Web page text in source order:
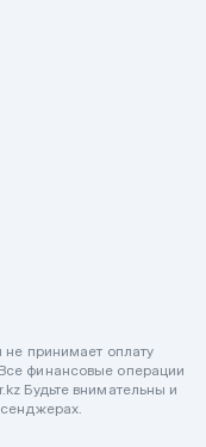
не принимает оплату
финансовые операции
Будьте внимательны и